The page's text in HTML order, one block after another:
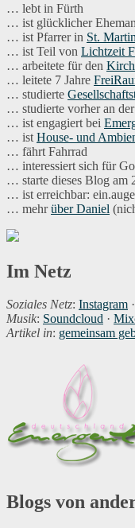
… lebt in Fürth
… ist glücklicher
… ist Pfarrer in St.
… ist Teil von Lichtzeit
… arbeitete für den
… leitete 7 Jahre
… studierte
… studierte vorher an der
… ist engagiert bei
… ist House- und
… fährt Fahrrad
… interessiert sich für
… starte dieses Blog am
… ist erreichbar:
… mehrüber Daniel
Im Netz
Soziales Netz: Instagram ·
Musik: Soundcloud ·
Artikel in: gemeinsam
Blogs von